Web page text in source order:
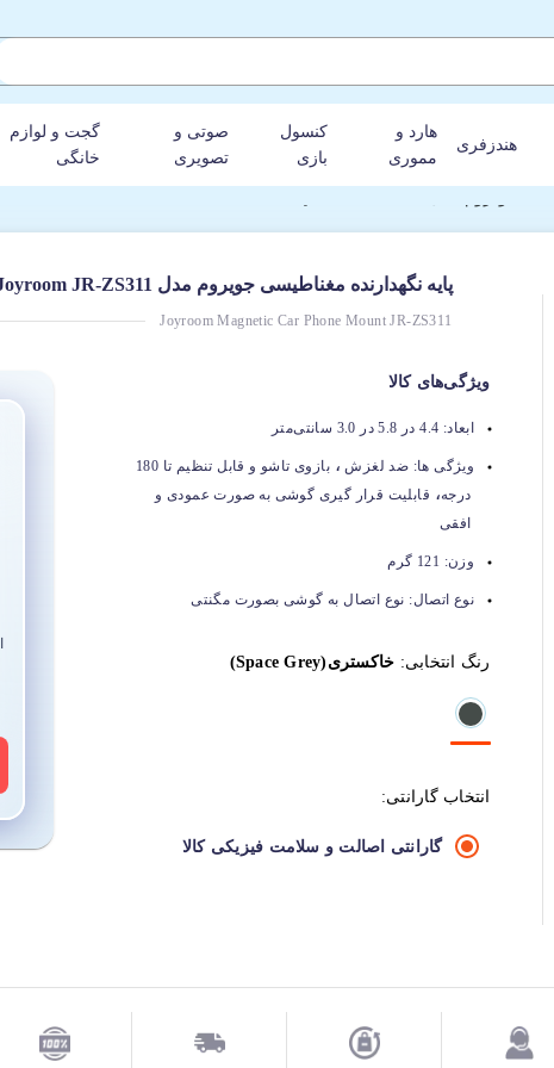
هندزفری
هارد و
مموری
کنسول
بازی
صوتی و
تصویری
گجت و لوازم
خانگی
پایه نگهدارنده مغناطیسی جویروم مدل Joyroom JR-ZS311
Joyroom Magnetic Car Phone Mount JR-ZS311
ویژگی‌های کالا
ابعاد: 4.4 در 5.8 در 3.0 سانتی‌متر
ویژگی ها: ضد لغزش ،
بازوی تاشو و قابل تنظیم تا 180
درجه، قابلیت قرار گیری گوشی به صورت عمودی و
افقی
وزن: 121 گرم
نوع اتصال: نوع اتصال به گوشی بصورت مگنتی
رنگ انتخابی: خاکستری(Space Grey)
انتخاب گارانتی:
گارانتی اصالت و سلامت فیزیکی کالا